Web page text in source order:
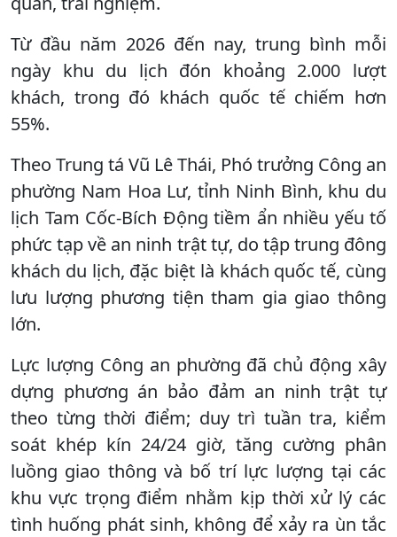
Từ đầu năm 2026 đến nay, trung bình mỗi
ngày khu du lịch đón khoảng 2.000 lượt
khách, trong đó khách quốc tế chiếm hơn
55%.
Theo Trung tá Vũ Lê Thái, Phó trưởng Công an
phường Nam Hoa Lư, tỉnh Ninh Bình, khu du
lịch Tam Cốc-Bích Động tiềm ẩn nhiều yếu tố
phức tạp về an ninh trật tự, do tập trung đông
khách du lịch, đặc biệt là khách quốc tế, cùng
lưu lượng phương tiện tham gia giao thông
lớn.
Lực lượng Công an phường đã chủ động xây
dựng phương án bảo đảm an ninh trật tự
theo từng thời điểm; duy trì tuần tra, kiểm
soát khép kín 24/24 giờ, tăng cường phân
luồng giao thông và bố trí lực lượng tại các
khu vực trọng điểm nhằm kịp thời xử lý các
tình huống phát sinh, không để xảy ra ùn tắc